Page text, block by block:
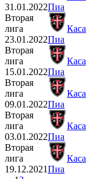
31.01.2022Пиа
Вторая
лига
23.01.2022
Каса
Пиа
Вторая
лига
15.01.2022
Каса
Пиа
Вторая
лига
09.01.2022
Каса
Пиа
Вторая
лига
03.01.2022
Каса
Пиа
Вторая
лига
19.12.2021
Каса
Пиа